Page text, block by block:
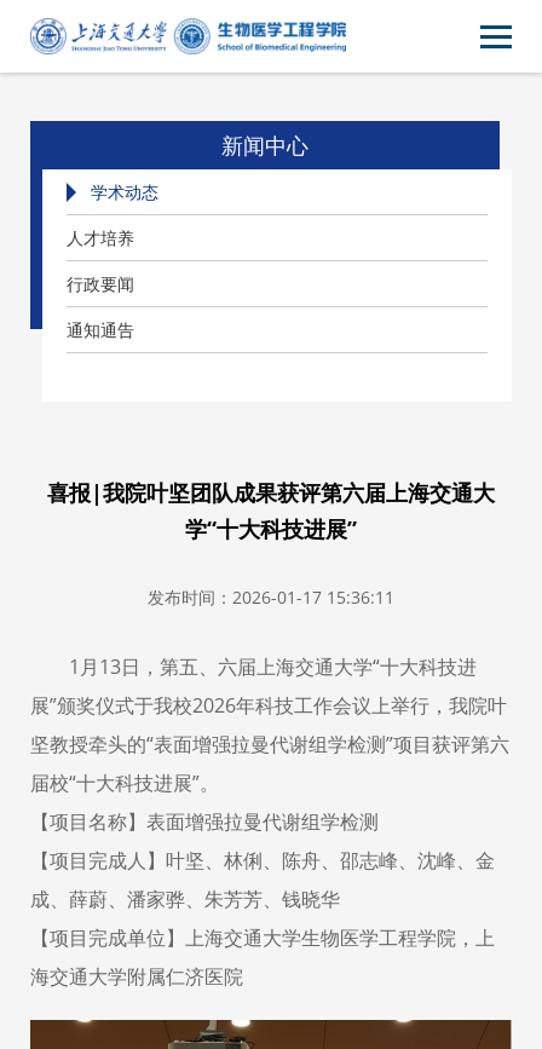
新闻中心
学术动态
人才培养
行政要闻
通知通告
喜报|我院叶坚团队成果获评第六届上海交通大
学“十大科技进展”
发布时间：2026-01-17 15:36:11
1 月13日，第五、六届上海交通大学“十大科技进
展”颁奖仪式于我校2026年科技工作会议上举行，我院叶
坚教授牵头的“表面增强拉曼代谢组学检测”项目获评第六
届校“十大科技进展”。
【项目名称】表面增强拉曼代谢组学检测
【项目完成人】叶坚、林俐、陈舟、邵志峰、沈峰、金
成、薛蔚、潘家骅、朱芳芳、钱晓华
【项目完成单位】 上海交通大学生物医学工程学院，上
海交通大学附属仁济医院